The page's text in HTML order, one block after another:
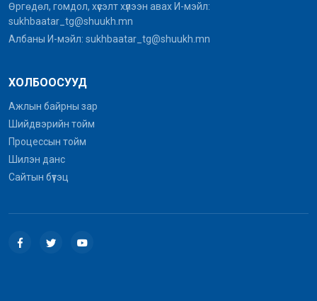
Өргөдөл, гомдол, хүсэлт хүлээн авах И-мэйл:
sukhbaatar_tg@shuukh.mn
Албаны И-мэйл: sukhbaatar_tg@shuukh.mn
ХОЛБООСУУД
Ажлын байрны зар
Шийдвэрийн тойм
Процессын тойм
Шилэн данс
Сайтын бүтэц